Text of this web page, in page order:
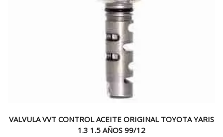
VALVULA VVT CONTROL ACEITE ORIGINAL TOYOTA YARIS
1.3 1.5 AÑOS 99/12